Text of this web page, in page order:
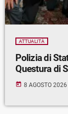
ATTUALITÀ
Polizia di
Questura di
today 8 AGOSTO 2026